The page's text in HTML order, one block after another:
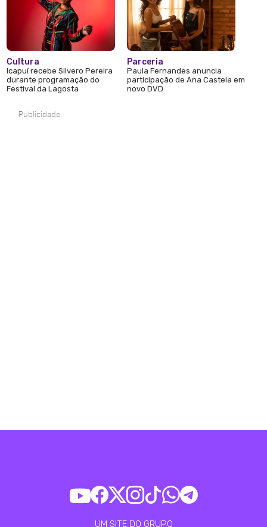
Cultura
Icapuí recebe Silvero Pereira
durante programação do
Festival da Lagosta
Parceria
Paula Fernandes anuncia
participação de Ana Castela em
novo DVD
Publicidade
UM SITE DO GRUPO